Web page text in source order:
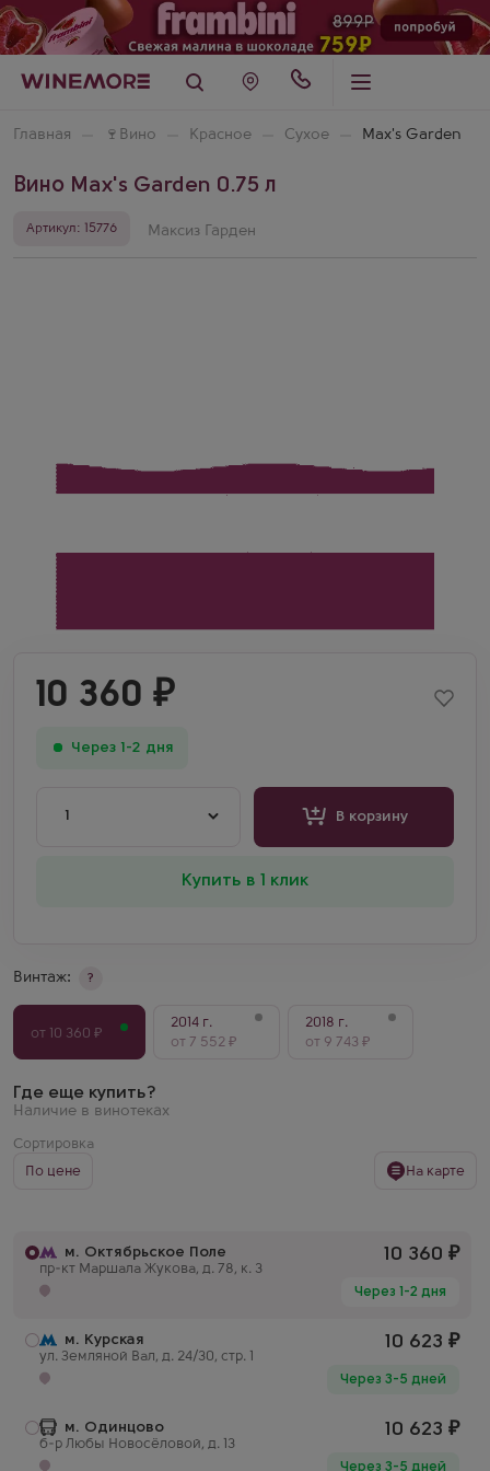
Главная 🍷 Вино Красное Сухое Max's Garden
Вино Max's Garden 0.75 л
Артикул: 15776 Максиз Гарден
Винтаж: ?
от 10 360 ₽
2014 г.
от 7 552 ₽
2018 г.
от 9 743 ₽
10 360 ₽
Через 1-2 дня
1 В корзину
Купить в 1 клик
Где еще купить?
Наличие в винотеках
Сортировка
По цене
На карте
м. Октябрьское Поле
пр-кт Маршала Жукова, д. 78, к. 3
10 360 ₽
Через 1-2 дня
м. Курская
ул. Земляной Вал, д. 24/30, стр. 1
10 623 ₽
Через 3-5 дней
м. Одинцово
б-р Любы Новосёловой, д. 13
10 623 ₽
Через 3-5 дней